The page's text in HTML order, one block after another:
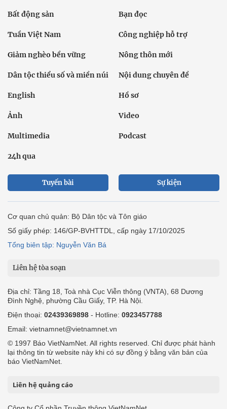
Bất động sản Bạn đọc
Tuần Việt Nam Công nghiệp hỗ trợ
Giảm nghèo bền vững Nông thôn mới
Dân tộc thiểu số và miền núi Nội dung chuyên đề
English Hồ sơ
Ảnh Video
Multimedia Podcast
24h qua
Tuyến bài Sự kiện
Cơ quan chủ quản: Bộ Dân tộc và Tôn giáo
Số giấy phép: 146/GP-BVHTTDL, cấp ngày 17/10/2025
Tổng biên tập: Nguyễn Văn Bá
Liên hệ tòa soạn
Địa chỉ: Tầng 18, Toà nhà Cục Viễn thông (VNTA), 68 Dương
Đình Nghệ, phường Cầu Giấy, TP. Hà Nội.
Điện thoại: 02439369898 - Hotline: 0923457788
Email: vietnamnet@vietnamnet.vn
© 1997 Báo VietNamNet. All rights reserved. Chỉ được phát hành
lại thông tin từ website này khi có sự đồng ý bằng văn bản của
báo VietNamNet.
Liên hệ quảng cáo